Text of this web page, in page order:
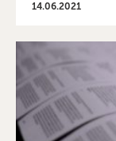
14.06.2021